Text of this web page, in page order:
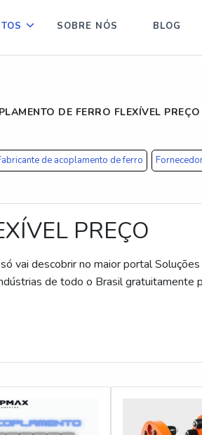
SOBRE NÓS BLOG
DE FERRO FLEXÍVEL PREÇO
de acoplamento de ferro
PREÇO
vai descobrir no maior portal Soluções
de todo o Brasil gratuitamente